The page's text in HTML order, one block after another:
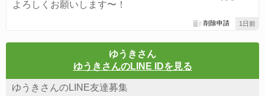
よろしくお願いします〜！
1日前
削除申請
ゆうきさん
ゆうきさんのLINE IDを見る
ゆうきさんのLINE友達募集